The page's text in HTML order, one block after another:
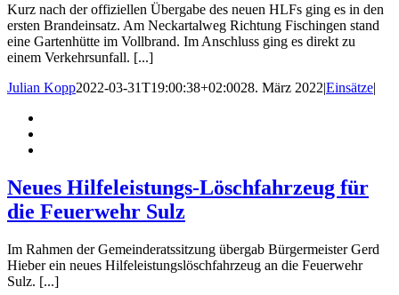
Kurz nach der offiziellen Übergabe des neuen HLFs ging es in den
ersten Brandeinsatz. Am Neckartalweg Richtung Fischingen stand
eine Gartenhütte im Vollbrand. Im Anschluss ging es direkt zu
einem Verkehrsunfall. [...]
Julian Kopp2022-03-31T19:00:38+02:0028. März 2022|Einsätze|
Neues Hilfeleistungs-Löschfahrzeug für
die Feuerwehr Sulz
Im Rahmen der Gemeinderatssitzung übergab Bürgermeister Gerd
Hieber ein neues Hilfeleistungslöschfahrzeug an die Feuerwehr
Sulz. [...]